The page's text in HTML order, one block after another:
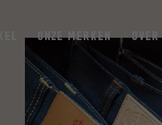
Onze Merken Over